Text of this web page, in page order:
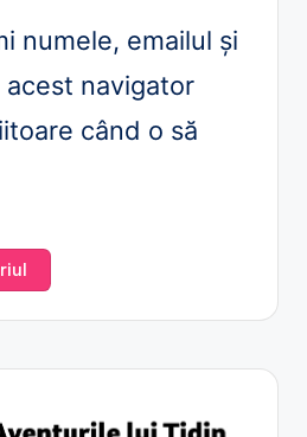
numele, emailul și
navigator
când o să